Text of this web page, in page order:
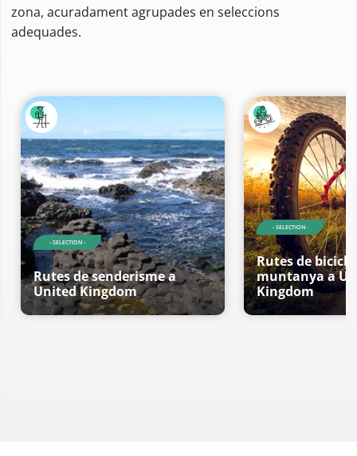
zona, acuradament agrupades en seleccions
adequades.
- SELECTION -
Rutes de senderisme a
United Kingdom
- SELECTION -
Rutes de
muntanya a
Kingdom